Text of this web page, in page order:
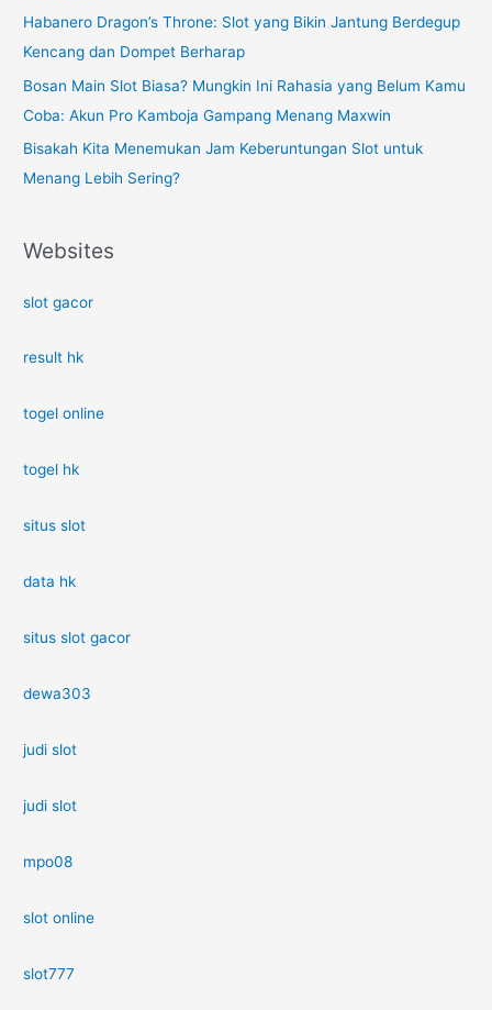
Habanero Dragon’s Throne: Slot yang Bikin Jantung Berdegup
Kencang dan Dompet Berharap
Bosan Main Slot Biasa? Mungkin Ini Rahasia yang Belum Kamu
Coba: Akun Pro Kamboja Gampang Menang Maxwin
Bisakah Kita Menemukan Jam Keberuntungan Slot untuk
Menang Lebih Sering?
Websites
slot gacor
result hk
togel online
togel hk
situs slot
data hk
situs slot gacor
dewa303
judi slot
judi slot
mpo08
slot online
slot777